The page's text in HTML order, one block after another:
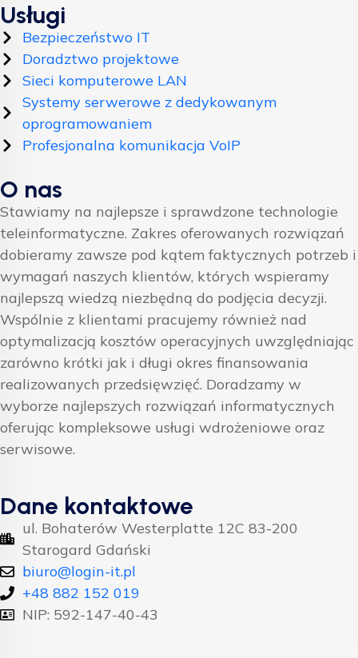
Usługi
Bezpieczeństwo IT
Doradztwo projektowe
Sieci komputerowe LAN
Systemy serwerowe z dedykowanym
oprogramowaniem
Profesjonalna komunikacja VoIP
O nas
Stawiamy na najlepsze i sprawdzone technologie
teleinformatyczne. Zakres oferowanych rozwiązań
dobieramy zawsze pod kątem faktycznych potrzeb i
wymagań naszych klientów, których wspieramy
najlepszą wiedzą niezbędną do podjęcia decyzji.
Wspólnie z klientami pracujemy również nad
optymalizacją kosztów operacyjnych uwzględniając
zarówno krótki jak i długi okres finansowania
realizowanych przedsięwzięć. Doradzamy w
wyborze najlepszych rozwiązań informatycznych
oferując kompleksowe usługi wdrożeniowe oraz
serwisowe.
Dane kontaktowe
ul. Bohaterów Westerplatte 12C 83-200
Starogard Gdański
biuro@login-it.pl
+48 882 152 019
NIP: 592-147-40-43